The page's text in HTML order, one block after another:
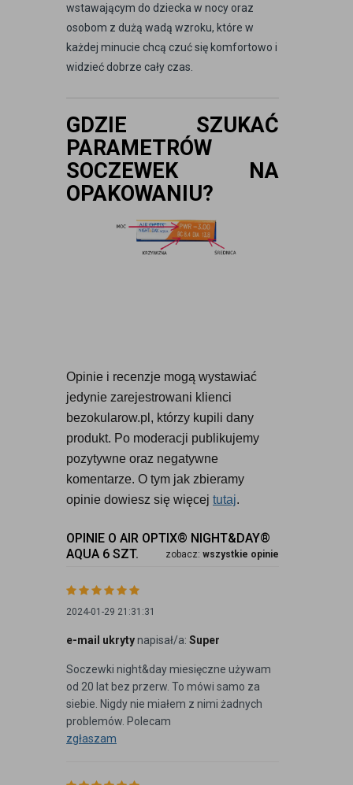
wstawającym do dziecka w nocy oraz
osobom z dużą wadą wzroku, które w
każdej minucie chcą czuć się komfortowo i
widzieć dobrze cały czas.
GDZIE SZUKAĆ
PARAMETRÓW
SOCZEWEK NA
OPAKOWANIU?
Opinie i recenzje mogą wystawiać
jedynie zarejestrowani klienci
bezokularow.pl, którzy kupili dany
produkt. Po moderacji publikujemy
pozytywne oraz negatywne
komentarze. O tym jak zbieramy
opinie dowiesz się więcej tutaj.
OPINIE O AIR OPTIX® NIGHT&DAY®
AQUA 6 SZT.
zobacz: wszystkie opinie
2024-01-29 21:31:31
e-mail ukrytynapisał/a: Super
Soczewki night&day miesięczne używam
od 20 lat bez przerw. To mówi samo za
siebie. Nigdy nie miałem z nimi żadnych
problemów. Polecam
zgłaszam